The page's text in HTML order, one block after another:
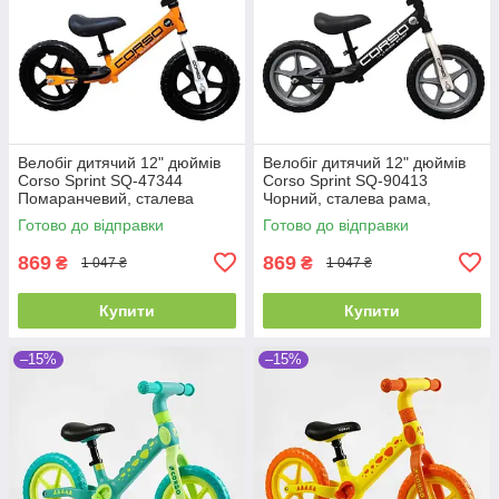
Велобіг дитячий 12" дюймів
Corso Sprint SQ-47344
Помаранчевий, сталева
рама, колеса EVA (піна),
підставка для ніжок, біговел
Готово до відправки
869 ₴ 1 047 ₴
Купити
Велобіг дитячий 12" дюймів
Corso Sprint SQ-90413
Чорний, сталева рама,
колеса EVA (піна), підставка
для ніжок, біговел
Готово до відправки
869 ₴ 1 047 ₴
Купити
–15% –15%